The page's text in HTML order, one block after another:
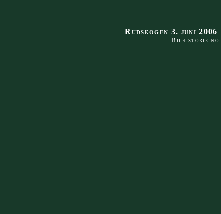
Rudskogen 3. juni 2006
Bilhistorie.no